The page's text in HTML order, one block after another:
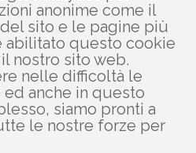
anonime come il
sito e le pagine più
abilitato questo cookie
nostro sito web.
nelle difficoltà le
anche in questo
siamo pronti a
le nostre forze per